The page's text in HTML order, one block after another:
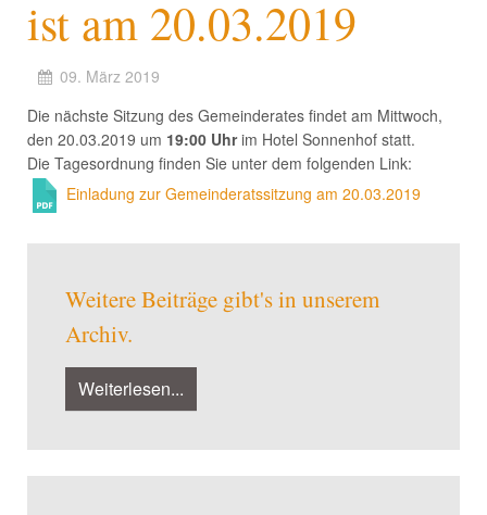
ist am 20.03.2019
09. März 2019
Die nächste Sitzung des Gemeinderates findet am Mittwoch,
den 20.03.2019 um 19:00 Uhrim Hotel Sonnenhof statt.
Die Tagesordnung finden Sie unter dem folgenden Link:
Einladung zur Gemeinderatssitzung am 20.03.2019
Weitere Beiträge gibt's in unserem
Archiv.
Weiterlesen...